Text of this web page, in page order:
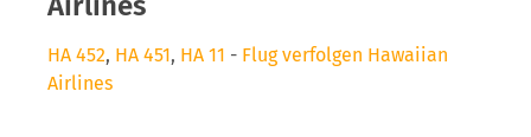
HA 452, HA 451, HA 11 - Flug verfolgen Hawaiian
Airlines